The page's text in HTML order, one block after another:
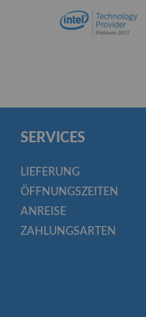
SERVICES
LIEFERUNG
ÖFFNUNGSZEITEN
ANREISE
ZAHLUNGSARTEN